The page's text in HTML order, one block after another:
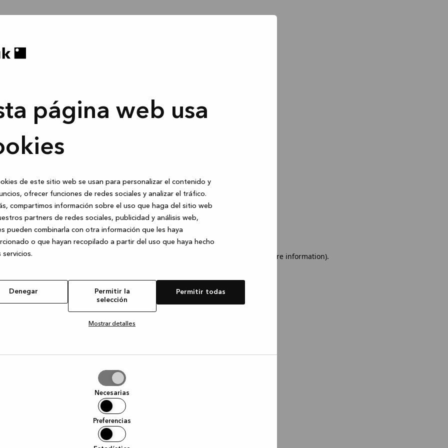
página web usa
de este sitio web se usan para personalizar el contenido y
ofrecer funciones de redes sociales y analizar el tráfico.
compartimos información sobre el uso que haga del sitio web
partners de redes sociales, publicidad y análisis web,
pueden combinarla con otra información que les haya
o que hayan recopilado a partir del uso que haya hecho
servicios.
Denegar
Permitir la
selección
Permitir todas
Mostrar detalles
Necesarias
Preferencias
has occurred (see the browser console for more information).